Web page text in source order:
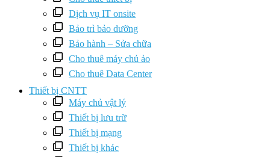
Dịch vụ IT onsite
Bảo trì bảo dưỡng
Bảo hành – Sửa chữa
Cho thuê máy chủ ảo
Cho thuê Data Center
Thiết bị CNTT
Máy chủ vật lý
Thiết bị lưu trữ
Thiết bị mạng
Thiết bị khác